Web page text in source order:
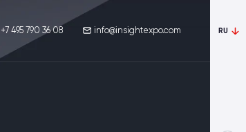
+7 495 790 36 08 info@insightexpo.com RU